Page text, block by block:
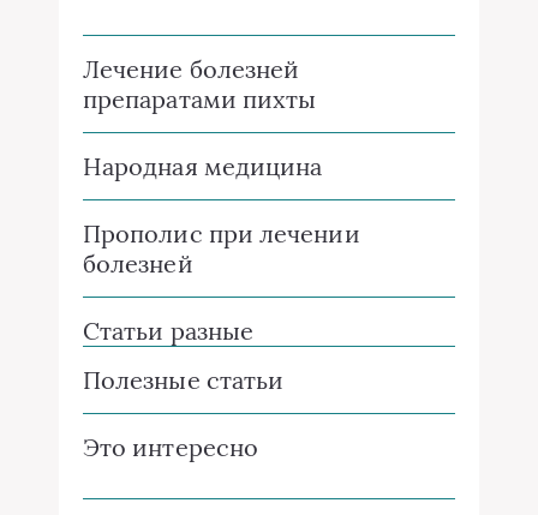
Лечение болезней
препаратами пихты
Народная медицина
Прополис при лечении
болезней
Статьи разные
Полезные статьи
Это интересно